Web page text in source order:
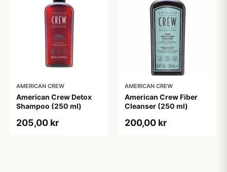
AMERICAN CREW
American Crew Detox
Shampoo (250 ml)
205,00 kr
AMERICAN CREW
American Crew Fiber
Cleanser (250 ml)
200,00 kr